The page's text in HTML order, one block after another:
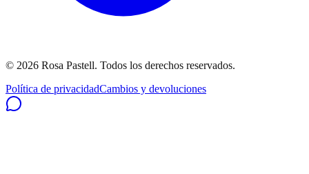
© 2026 Rosa Pastell. Todos los derechos reservados.
Política de privacidadCambios y devoluciones